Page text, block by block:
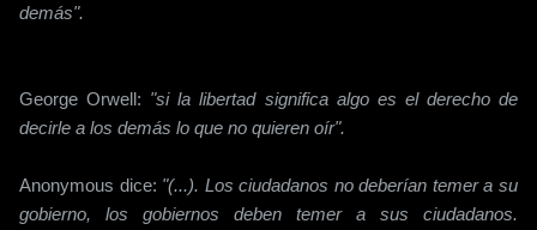
demás".
George Orwell: "si la libertad significa algo es el derecho de
decirle a los demás lo que no quieren oír".
Anonymous dice: "(...). Los ciudadanos no deberían temer a su
gobierno, los gobiernos deben temer a sus ciudadanos.